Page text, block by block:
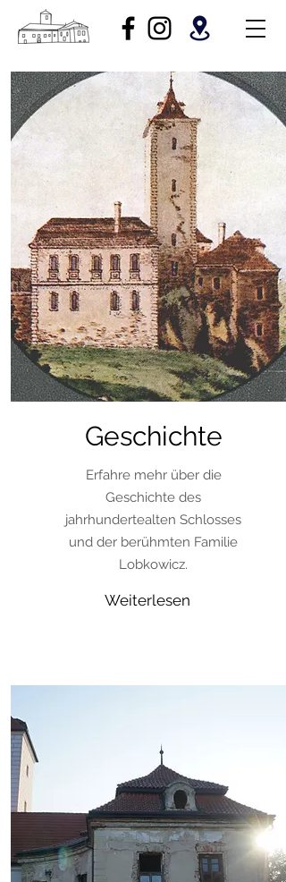
Geschichte
Erfahre mehr über die
Geschichte des
jahrhundertealten Schlosses
und der berühmten Familie
Lobkowicz.
Weiterlesen